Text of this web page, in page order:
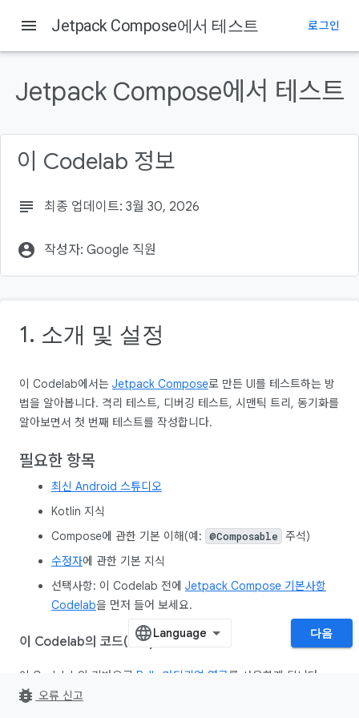
필요한 항목
프로젝트 구조 확인
ComposeTestRule 추가
격리 테스트
테스트 가능한 컴포저블의 중요성
menu Jetpack Compose에서 테스트 로그인
Jetpack Compose에서 테스트
이 Codelab 정보
subject 최종 업데이트: 3월 30, 2026
account_circle 작성자: Google 직원
1. 소개 및 설정
이 Codelab에서는 Jetpack Compose로 만든 UI를 테스트하는 방
법을 알아봅니다. 격리 테스트, 디버깅 테스트, 시맨틱 트리, 동기화를
알아보면서 첫 번째 테스트를 작성합니다.
필요한 항목
최신 Android 스튜디오
Kotlin 지식
Compose에 관한 기본 이해(예:
@Composable
주석)
수정자에 관한 기본 지식
선택사항: 이 Codelab 전에 Jetpack Compose 기본사항
Codelab을 먼저 들어 보세요.
이 Codelab의 코드(Rally) 확인
이 Codelab의 기반으로 Rally 머티리얼 연구 를 사용하게 됩니다.
android-compose-codelabs GitHub 저장소에서 확인할 수 있습
다음
bug_report 오류 신고